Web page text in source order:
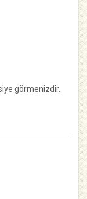
görmenizdir..